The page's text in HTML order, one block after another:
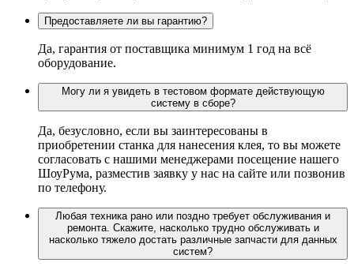
Предоставляете ли вы гарантию?
Да, гарантия от поставщика минимум 1 год на всё
оборудование.
Могу ли я увидеть в тестовом формате действующую
систему в сборе?
Да, безусловно, если вы заинтересованы в
приобретении станка для нанесения клея, то вы можете
согласовать с нашими менеджерами посещение нашего
ШоуРума, разместив заявку у нас на сайте или позвонив
по телефону.
Любая техника рано или поздно требует обслуживания и
ремонта. Скажите, насколько трудно обслуживать и
насколько тяжело достать различные запчасти для данных
систем?